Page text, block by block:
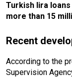
Turkish lira
more than 15
Recent
According to the
Supervision